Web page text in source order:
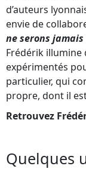
d’auteurs
envie de
ne serons jamais
Frédérik illumine
expérimentés
particulier, qui
propre, dont il
Retrouvez
Quelques